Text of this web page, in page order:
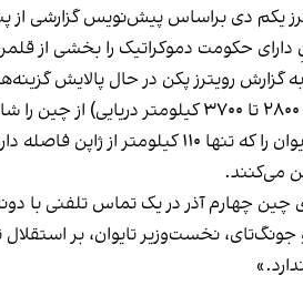
یکم دی براساس پیش‌نویس گزارشی از
دارای حکومت دموکراتیک را بخشی از
چین جزیره تایوان را که تنها
می‌کنند.
چهارم آذر در یک تماس تلفنی با